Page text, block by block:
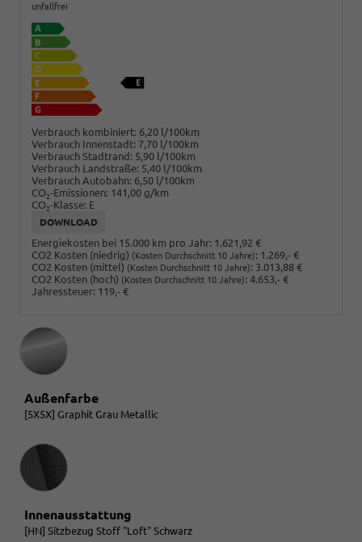
unfallfrei
Verbrauch kombiniert: 6,20 l/100km
Verbrauch Innenstadt: 7,70 l/100km
Verbrauch Stadtrand: 5,90 l/100km
Verbrauch Landstraße: 5,40 l/100km
Verbrauch Autobahn: 6,50 l/100km
CO2-Emissionen: 141,00 g/km
CO2-Klasse: E
DOWNLOAD
Energiekosten bei 15.000 km pro Jahr: 1.621,92 €
CO2 Kosten (niedrig) (Kosten Durchschnitt 10 Jahre): 1.269,- €
CO2 Kosten (mittel) (Kosten Durchschnitt 10 Jahre): 3.013,88 €
CO2 Kosten (hoch) (Kosten Durchschnitt 10 Jahre): 4.653,- €
Jahressteuer: 119,- €
Außenfarbe
[5X5X] Graphit Grau Metallic
Innenausstattung
Innenausstattung
[HN] Sitzbezug Stoff "Loft" Schwarz